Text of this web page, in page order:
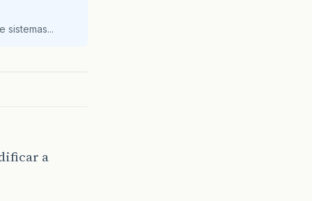
sistemas...
a